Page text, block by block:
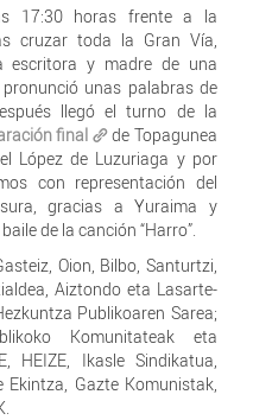
17:30 horas frente a la
cruzar toda la Gran Vía,
escritora y madre de una
pronunció unas palabras de
llegó el turno de la
final
de Topagunea
López de Luzuriaga y por
con representación del
gracias a Yuraima y
de la canción “Harro”.
Oion, Bilbo, Santurtzi,
Aiztondo eta Lasarte-
Publikoaren Sarea;
Komunitateak eta
HEIZE, Ikasle Sindikatua,
Ekintza, Gazte Komunistak,